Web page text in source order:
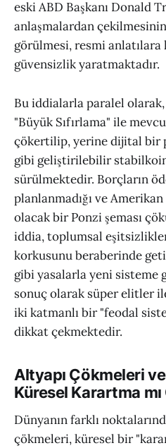
eski ABD Başkanı Donald
anlaşmalardan
görülmesi, resmi anlatılara
güvensizlik yaratmaktadır.
Bu iddialarla paralel
"Büyük Sıfırlama" ile
çökertilip, yerine dijital bir
gibi geliştirilebilir
sürülmektedir. Borçların
planlanmadığı ve Amerikan
olacak bir Ponzi şeması
iddia, toplumsal
korkusunu beraberinde
gibi yasalarla yeni sisteme
sonuç olarak süper elitler
iki katmanlı bir "feodal
dikkat çekmektedir.
Altyapı Çökmeleri
Küresel Karartma
Dünyanın farklı
çökmeleri, küresel bir